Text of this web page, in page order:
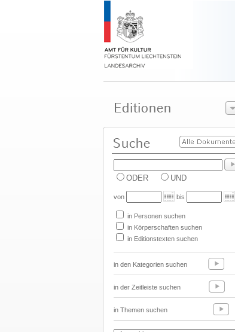
ODER UND
von bis
in Personen suchen
in Körperschaften suchen
in Editionstexten suchen
in den Kategorien suchen
in der Zeitleiste suchen
in Themen suchen